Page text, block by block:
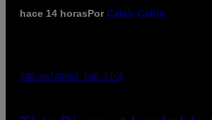
hace 14 horasPorCaleb Catlin
SAM WATANUKI FOR VICE